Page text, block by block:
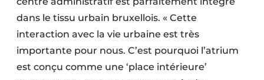
dans le tissu urbain bruxellois. « Cette
interaction avec la vie urbaine est très
importante pour nous. C’est pourquoi l’atrium
est conçu comme une ‘place intérieure’